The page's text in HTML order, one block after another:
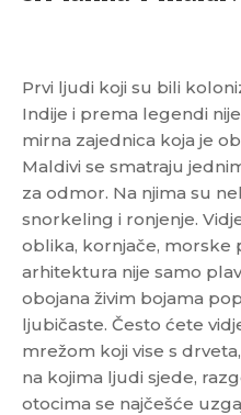
Prvi ljudi koji su bili
Indije i prema legendi
mirna zajednica koja je
Maldivi se smatraju
za odmor. Na njima su
snorkeling i ronjenje.
oblika, kornjače, morske
arhitektura nije samo
obojana živim bojama
ljubičaste. Često ćete
mrežom koji vise s
na kojima ljudi sjede,
otocima se najčešće